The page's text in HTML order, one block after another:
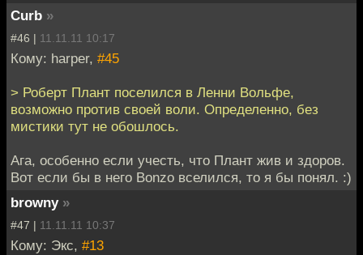
Curb »
#46 | 11.11.11 10:17
Кому: harper, #45
> Роберт Плант поселился в Ленни Вольфе,
возможно против своей воли. Определенно, без
мистики тут не обошлось.
Ага, особенно если учесть, что Плант жив и здоров.
Вот если бы в него Bonzo вселился, то я бы понял. :)
browny »
#47 | 11.11.11 10:37
Кому: Экс, #13